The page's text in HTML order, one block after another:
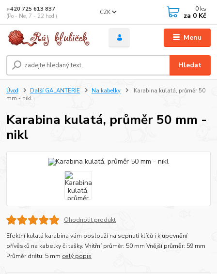
Menu
CZK
Hledat
+420 725 613 837
(Po - Ne, 7 - 22 hod.)
0 ks
za 0 Kč
Úvod Další GALANTERIE Na kabelky
Karabina kulatá, průměr 50
mm - nikl
Karabina kulatá, průměr 50 mm -
nikl
Ohodnotit produkt
Efektní kulatá karabina vám poslouží na sepnutí klíčů i k upevnění
přívěsků na kabelky či tašky. Vnitřní průměr: 50 mm Vnější průměr: 59 mm
Průměr drátu: 5 mm celý popis